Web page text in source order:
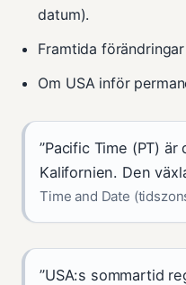
datum).
Framtida
Om USA inför
”Pacific Time (PT)
Kalifornien. Den
Time and Date
”USA:s sommartid